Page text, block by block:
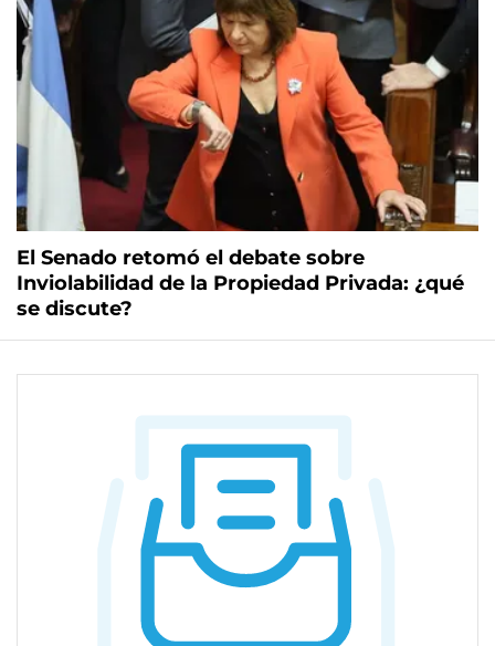
El Senado retomó el debate sobre
Inviolabilidad de la Propiedad Privada: ¿qué
se discute?